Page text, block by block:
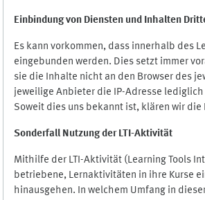
Einbindung von Diensten und Inhalten
Es kann vorkommen, dass innerhalb des
eingebunden werden. Dies setzt immer
sie die Inhalte nicht an den Browser des
jeweilige Anbieter die IP-Adresse
Soweit dies uns bekannt ist, klären wir die
Sonderfall Nutzung der LTI-Aktivität
Mithilfe der LTI-Aktivität (Learning Tools
betriebene, Lernaktivitäten in ihre Kurse
hinausgehen. In welchem Umfang in